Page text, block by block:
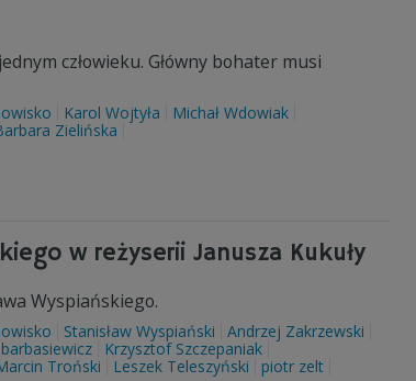
człowieku. Główny bohater musi
Karol Wojtyła
Michał Wdowiak
Zielińska
w reżyserii Janusza Kukuły
Wyspiańskiego.
Stanisław Wyspiański
Andrzej Zakrzewski
Krzysztof Szczepaniak
Troński Leszek Teleszyński
piotr zelt